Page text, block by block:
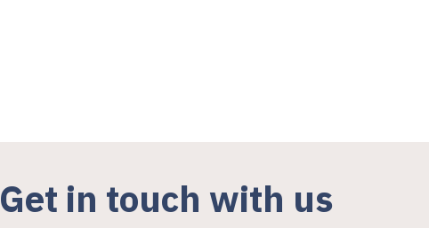
Get in touch with us